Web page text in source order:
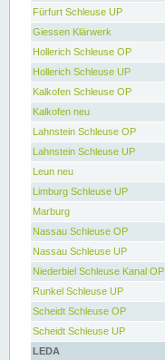
Fürfurt Schleuse UP
Giessen Klärwerk
Hollerich Schleuse OP
Hollerich Schleuse UP
Kalkofen Schleuse OP
Kalkofen neu
Lahnstein Schleuse OP
Lahnstein Schleuse UP
Leun neu
Limburg Schleuse UP
Marburg
Nassau Schleuse OP
Nassau Schleuse UP
Niederbiel Schleuse Kanal OP
Runkel Schleuse UP
Scheidt Schleuse OP
Scheidt Schleuse UP
LEDA